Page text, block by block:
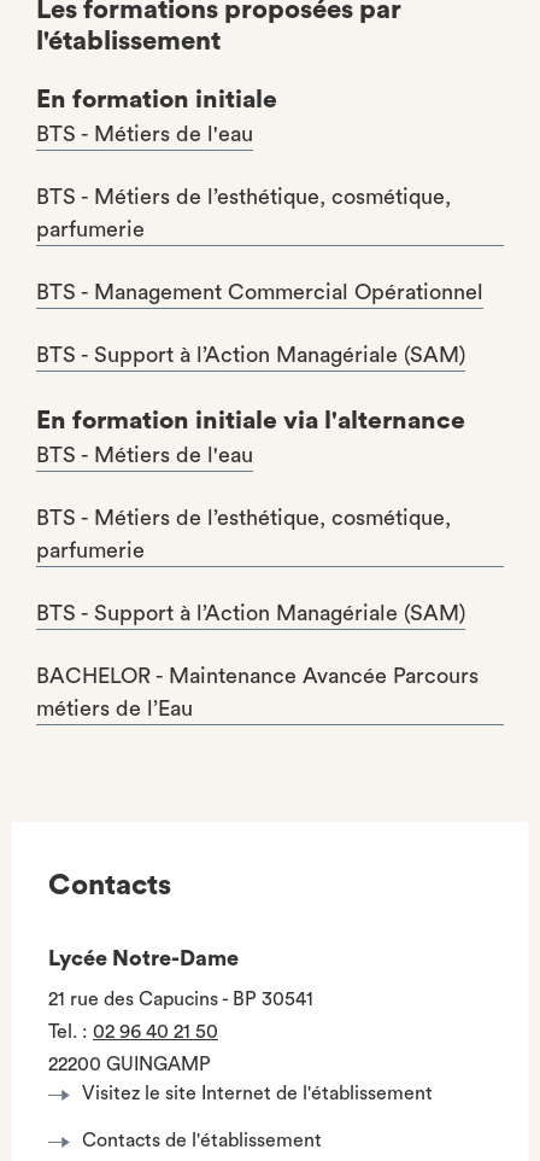
Les formations proposées par
l'établissement
En formation initiale
BTS - Métiers de l'eau
BTS - Métiers de l’esthétique, cosmétique,
parfumerie
BTS - Management Commercial Opérationnel
BTS - Support à l’Action Managériale (SAM)
En formation initiale via l'alternance
BTS - Métiers de l'eau
BTS - Métiers de l’esthétique, cosmétique,
parfumerie
BTS - Support à l’Action Managériale (SAM)
BACHELOR - Maintenance Avancée Parcours
métiers de l’Eau
Contacts
Lycée Notre-Dame
21 rue des Capucins - BP 30541
Tel. : 02 96 40 21 50
22200 GUINGAMP
Visitez le site Internet de l'établissement
Contacts de l'établissement